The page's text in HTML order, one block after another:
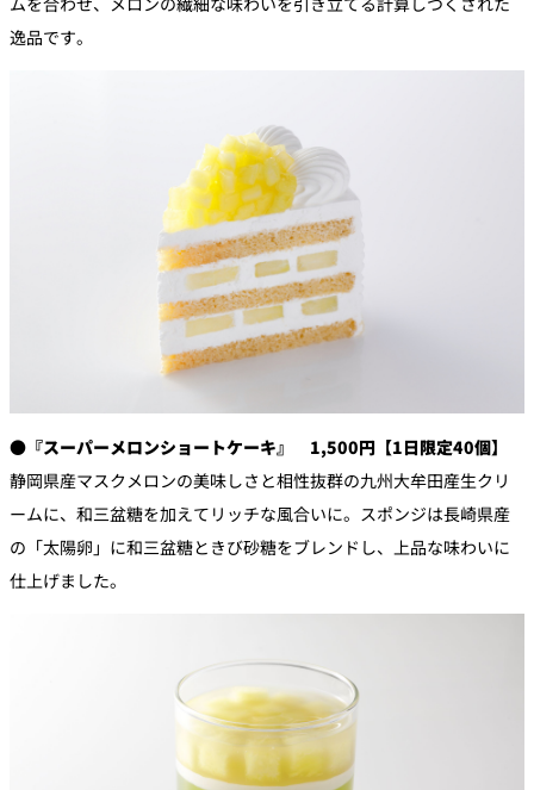
逸品です。
●『スーパーメロンショートケーキ』 1,500円【1日限定40個】
静岡県産マスクメロンの美味しさと相性抜群の九州大牟田産生クリ
ームに、和三盆糖を加えてリッチな風合いに。スポンジは長崎県産
の「太陽卵」に和三盆糖ときび砂糖をブレンドし、上品な味わいに
仕上げました。